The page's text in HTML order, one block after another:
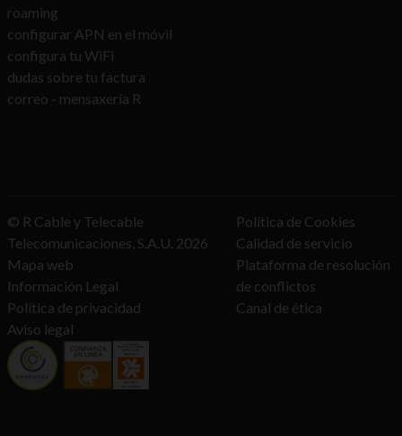
roaming
configurar APN en el móvil
configura tu WiFi
dudas sobre tu factura
correo - mensaxería R
© R Cable y Telecable
Telecomunicaciones, S.A.U. 2026
Mapa web
Información Legal
Política de privacidad
Aviso legal
Política de Cookies
Calidad de servicio
Plataforma de resolución
de conflictos
Canal de ética